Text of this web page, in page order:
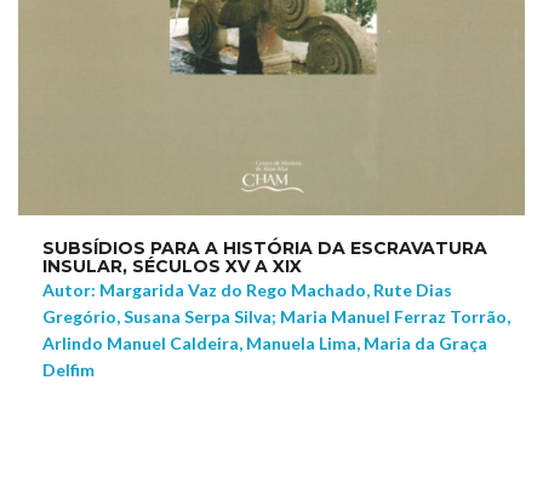
SUBSÍDIOS PARA A HISTÓRIA DA ESCRAVATURA
INSULAR, SÉCULOS XV A XIX
Autor: Margarida Vaz do Rego Machado, Rute Dias
Gregório, Susana Serpa Silva; Maria Manuel Ferraz Torrão,
Arlindo Manuel Caldeira, Manuela Lima, Maria da Graça
Delfim